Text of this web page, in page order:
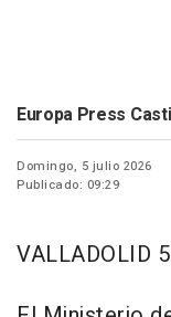
Europa Press
Domingo, 5 julio 2026
Publicado: 09:29
VALLADOLID